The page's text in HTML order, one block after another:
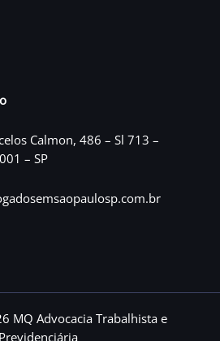
Calmon, 486 – Sl 713 –
– SP
MQ Advocacia Trabalhista e
Previdenciária